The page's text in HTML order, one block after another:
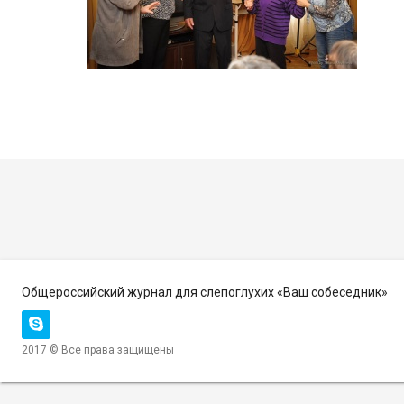
Общероссийский журнал для слепоглухих «Ваш собеседник»
2017 © Все права защищены